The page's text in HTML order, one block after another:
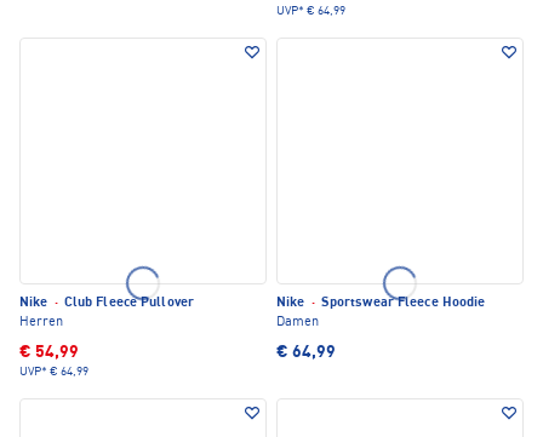
UVP* € 64,99
Nike · Club Fleece Pullover
Herren
€ 54,99
UVP* € 64,99
Nike · Sportswear Fleece Hoodie
Damen
€ 64,99